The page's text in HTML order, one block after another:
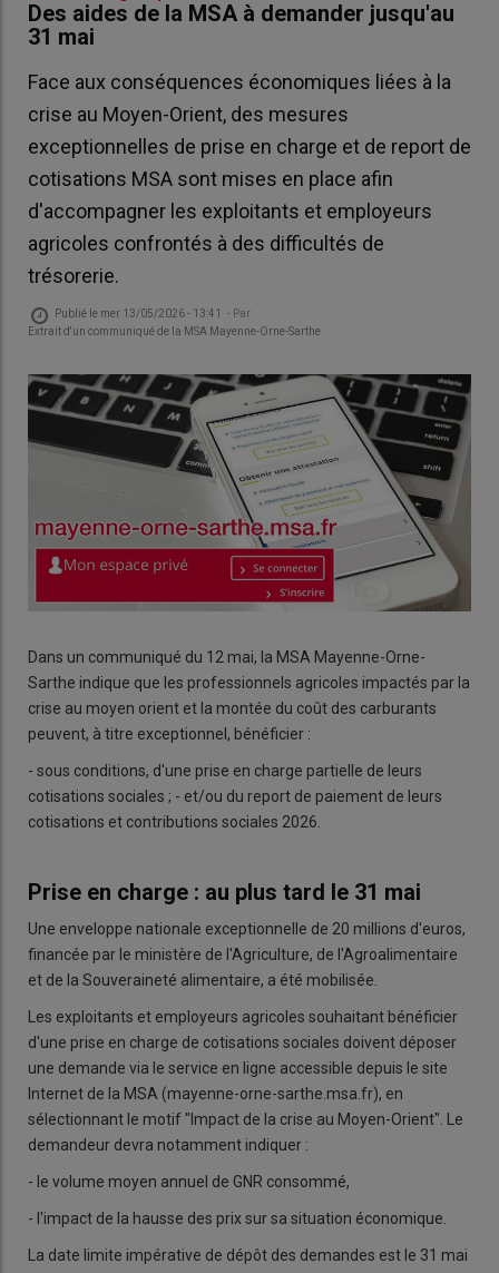
Des aides de la MSA à demander jusqu'au
31 mai
Face aux conséquences économiques liées à la
crise au Moyen-Orient, des mesures
exceptionnelles de prise en charge et de report de
cotisations MSA sont mises en place afin
d'accompagner les exploitants et employeurs
agricoles confrontés à des difficultés de
trésorerie.
Publié le mer 13/05/2026 - 13:41
- Par
Extrait d'un communiqué de la MSA Mayenne-Orne-Sarthe
Dans un communiqué du 12 mai, la MSA Mayenne-Orne-
Sarthe indique que les professionnels agricoles impactés par la
crise au moyen orient et la montée du coût des carburants
peuvent, à titre exceptionnel, bénéficier :
- sous conditions, d'une prise en charge partielle de leurs
cotisations sociales ; - et/ou du report de paiement de leurs
cotisations et contributions sociales 2026.
Prise en charge : au plus tard le 31 mai
Une enveloppe nationale exceptionnelle de 20 millions d'euros,
financée par le ministère de l'Agriculture, de l'Agroalimentaire
et de la Souveraineté alimentaire, a été mobilisée.
Les exploitants et employeurs agricoles souhaitant bénéficier
d'une prise en charge de cotisations sociales doivent déposer
une demande via le service en ligne accessible depuis le site
Internet de la MSA (mayenne-orne-sarthe.msa.fr), en
sélectionnant le motif "Impact de la crise au Moyen-Orient". Le
demandeur devra notamment indiquer :
- le volume moyen annuel de GNR consommé,
- l'impact de la hausse des prix sur sa situation économique.
La date limite impérative de dépôt des demandes est le 31 mai